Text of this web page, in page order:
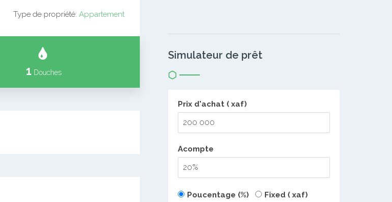
Type de propriété: Appartement
1 Douches
Simulateur de prêt
Prix d'achat ( xaf)
Acompte
Poucentage (%) Fixed ( xaf)